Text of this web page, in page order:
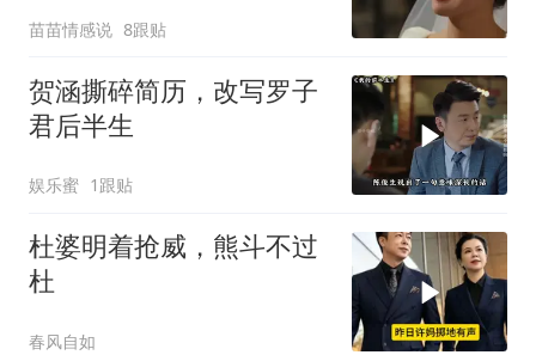
苗苗情感说 8跟贴
贺涵撕碎简历，改写罗子
君后半生
娱乐蜜 1跟贴
杜婆明着抢威，熊斗不过
杜
春风自如